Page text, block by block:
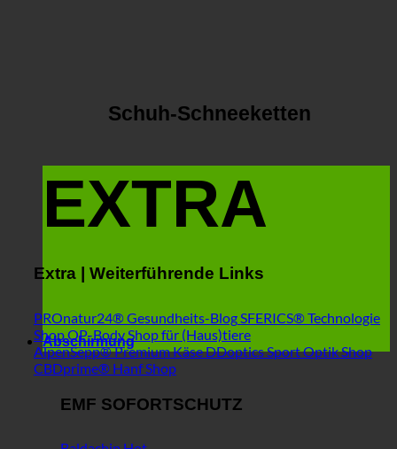
Schuh-Schneeketten
EXTRA
Extra | Weiterführende Links
PROnatur24® Gesundheits-Blog SFERICS® Technologie
ShopOP-Body Shop für (Haus)tiere
AlpenSepp® Premium KäseDDoptics Sport Optik Shop
CBDprime® Hanf Shop
Abschirmung
EMF SOFORTSCHUTZ